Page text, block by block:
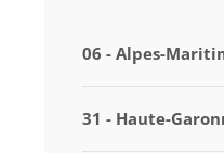
06 - Alpes-
31 - Haute-